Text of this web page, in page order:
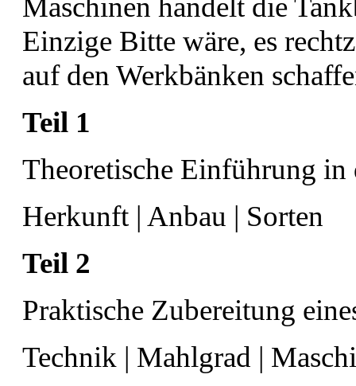
Maschinen handelt die
Einzige Bitte wäre, es
auf den Werkbänken
Teil 1
Theoretische Einführung in
Herkunft | Anbau | Sorten
Teil 2
Praktische Zubereitung
Technik | Mahlgrad |